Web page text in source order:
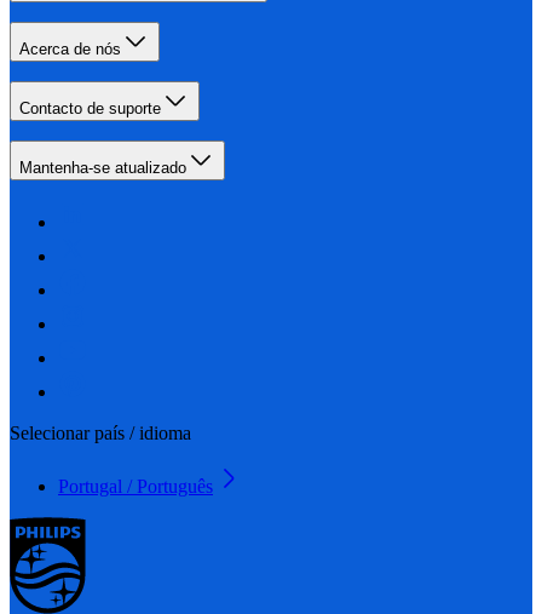
Acerca de nós
Contacto de suporte
Mantenha-se atualizado
Selecionar país / idioma
Portugal / Português